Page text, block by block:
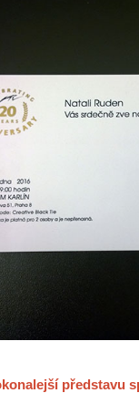
představu